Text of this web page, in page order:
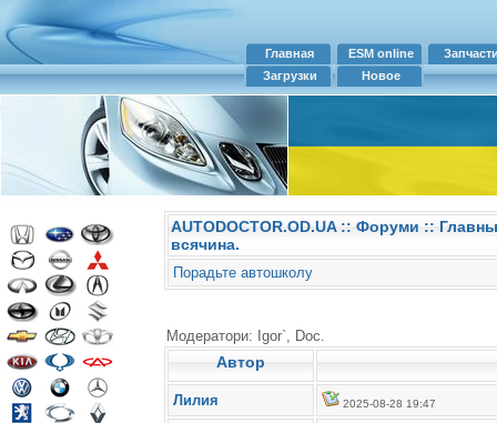
Главная ESM online
Загрузки
Новое
AUTODOCTOR.OD.UA:: Форуми ::
всячина.
Порадьте автошколу
Модератори: Igor`, Doc.
Автор
Лилия 2025-08-28 19:47